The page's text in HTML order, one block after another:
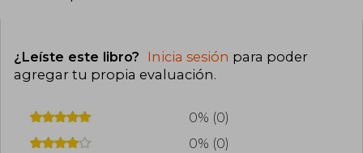
¿Leíste este libro? Inicia sesión para poder
agregar tu propia evaluación.
0% (0)
0% (0)